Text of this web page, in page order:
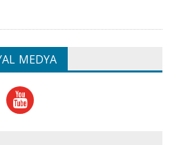
MEDYA